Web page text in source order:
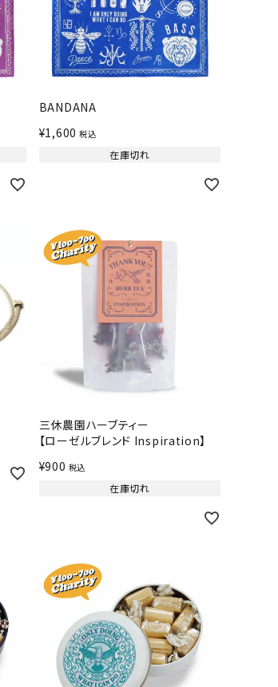
BANDANA
¥1,600 税込
在庫切れ
三休農園ハーブティー
【ローゼルブレンド Inspiration】
¥900 税込
在庫切れ